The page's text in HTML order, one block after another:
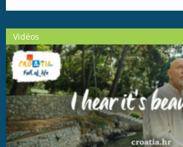
Vidéos